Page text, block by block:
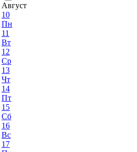
Август
10
Пн
11
Вт
12
Ср
13
Чт
14
Пт
15
Сб
16
Вс
17